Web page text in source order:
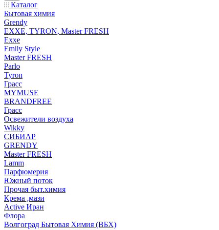
Каталог
Бытовая химия
Grendy
EXXE, TYRON, Master FRESH
Exxe
Emily Style
Master FRESH
Parlo
Tyron
Грасс
MYMUSE
BRANDFREE
Грасс
Освежители воздуха
Wikky
СИБИАР
GRENDY
Master FRESH
Lamm
Парфюмерия
Южный поток
Прочая быт.химия
Крема ,мази
Аctive Иран
Флора
Волгоград Бытовая Химия (ВБХ)